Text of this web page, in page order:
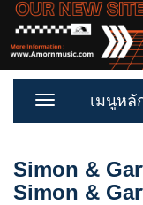
Toggle
เมนูหลั
Simon &
Simon &